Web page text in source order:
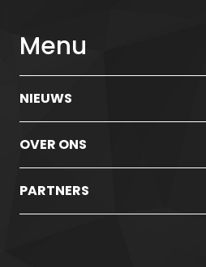
Menu
NIEUWS
OVER ONS
PARTNERS